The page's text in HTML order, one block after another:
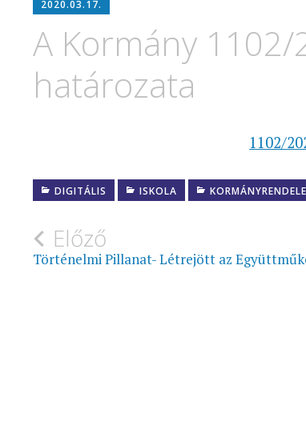
2020.03.17.
A Kormány 1102/
határozata
1102/
DIGITÁLIS ISKOLA
Bejegyzés
Előző
Történelmi Pillanat- Létrejött az